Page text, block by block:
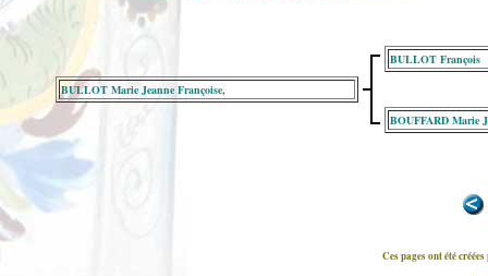
BULLOT Marie Jeanne Françoise,
BULLOT François
BOUFFARD Marie
Ces pages ont été